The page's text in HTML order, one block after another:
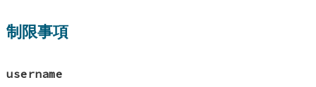
制限事項
username